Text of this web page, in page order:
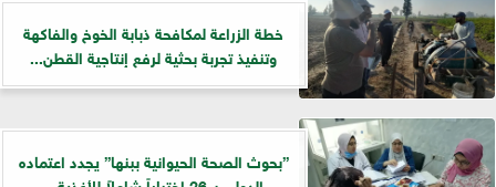
خطة الزراعة لمكافحة ذبابة الخوخ والفاكهة
وتنفيذ تجربة بحثية لرفع إنتاجية القطن...
”بحوث الصحة الحيوانية ببنها” يجدد اعتماده